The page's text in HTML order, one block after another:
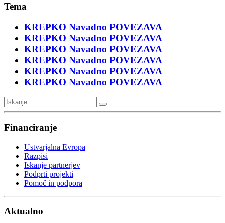
Tema
KREPKO Navadno POVEZAVA
KREPKO Navadno POVEZAVA
KREPKO Navadno POVEZAVA
KREPKO Navadno POVEZAVA
KREPKO Navadno POVEZAVA
KREPKO Navadno POVEZAVA
Financiranje
Ustvarjalna Evropa
Razpisi
Iskanje partnerjev
Podprti projekti
Pomoč in podpora
Aktualno